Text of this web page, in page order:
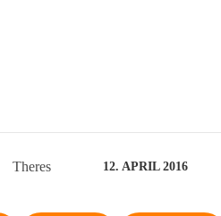
Theres 12. APRIL 2016